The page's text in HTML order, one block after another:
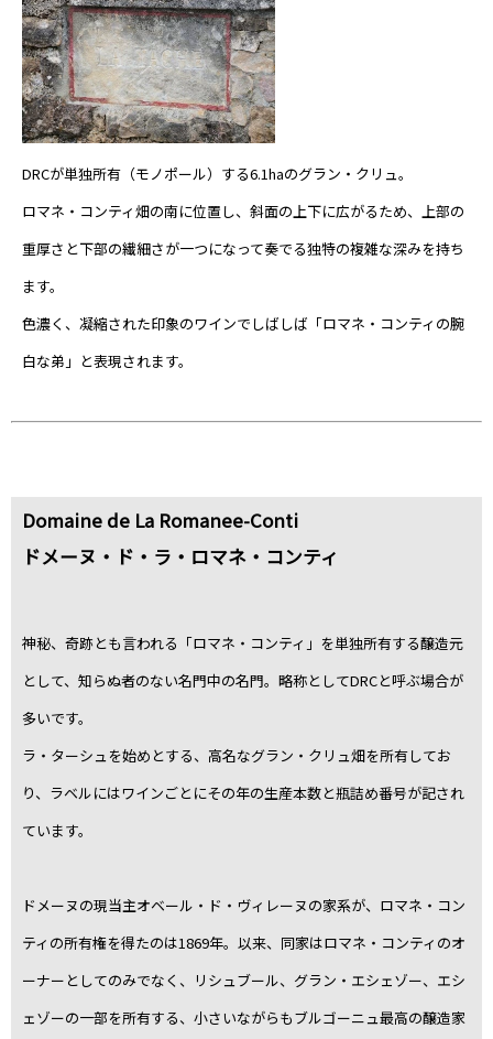
DRCが単独所有（モノポール）する6.1haのグラン・クリュ。
ロマネ・コンティ畑の南に位置し、斜面の上下に広がるため、上部の
重厚さと下部の繊細さが一つになって奏でる独特の複雑な深みを持ち
ます。
色濃く、凝縮された印象のワインでしばしば「ロマネ・コンティの腕
白な弟」と表現されます。
Domaine de La Romanee-Conti
ドメーヌ・ド・ラ・ロマネ・コンティ
神秘、奇跡とも言われる「ロマネ・コンティ」を単独所有する醸造元
として、知らぬ者のない名門中の名門。略称としてDRCと呼ぶ場合が
多いです。
ラ・ターシュを始めとする、高名なグラン・クリュ畑を所有してお
り、ラベルにはワインごとにその年の生産本数と瓶詰め番号が記され
ています。
ドメーヌの現当主オベール・ド・ヴィレーヌの家系が、ロマネ・コン
ティの所有権を得たのは1869年。以来、同家はロマネ・コンティのオ
ーナーとしてのみでなく、リシュブール、グラン・エシェゾー、エシ
ェゾーの一部を所有する、小さいながらもブルゴーニュ最高の醸造家